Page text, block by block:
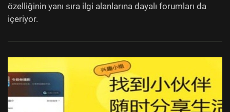
özelliğinin yanı sıra ilgi alanlarına dayalı forumları da
içeriyor.